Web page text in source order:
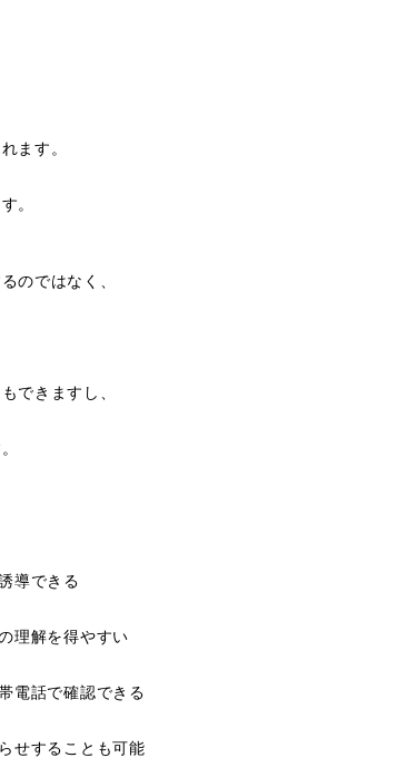
ます。
。
のではなく、
できますし、
導できる
理解を得やすい
電話で確認できる
せすることも可能